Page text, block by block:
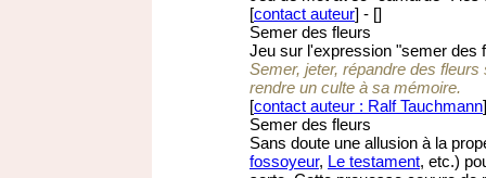
[contact auteur] - []
Semer des fleurs
Jeu sur l'expression "semer des
Semer, jeter, répandre des
rendre un culte à sa mémoire.
[contact auteur : Ralf Tauchmann]
Semer des fleurs
Sans doute une allusion à la
fossoyeur, Le testament, etc.)